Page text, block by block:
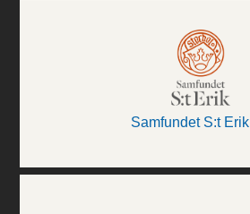
Samfundet S:t Erik